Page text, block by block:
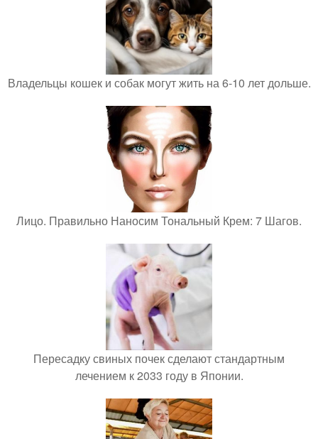
Владельцы кошек и собак могут жить на 6-10 лет дольше.
Лицо. Правильно Наносим Тональный Крем: 7 Шагов.
Пересадку свиных почек сделают стандартным
лечением к 2033 году в Японии.